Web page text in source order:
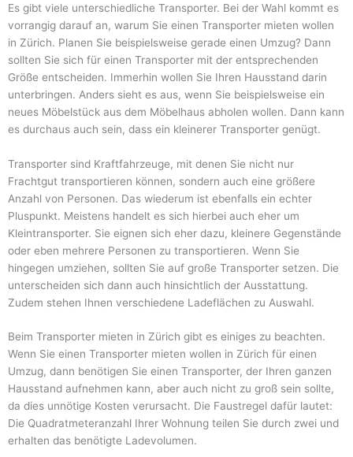
Es gibt viele unterschiedliche Transporter. Bei der Wahl kommt es
vorrangig darauf an, warum Sie einen Transporter mieten wollen
in Zürich. Planen Sie beispielsweise gerade einen Umzug? Dann
sollten Sie sich für einen Transporter mit der entsprechenden
Größe entscheiden. Immerhin wollen Sie Ihren Hausstand darin
unterbringen. Anders sieht es aus, wenn Sie beispielsweise ein
neues Möbelstück aus dem Möbelhaus abholen wollen. Dann kann
es durchaus auch sein, dass ein kleinerer Transporter genügt.
Transporter sind Kraftfahrzeuge, mit denen Sie nicht nur
Frachtgut transportieren können, sondern auch eine größere
Anzahl von Personen. Das wiederum ist ebenfalls ein echter
Pluspunkt. Meistens handelt es sich hierbei auch eher um
Kleintransporter. Sie eignen sich eher dazu, kleinere Gegenstände
oder eben mehrere Personen zu transportieren. Wenn Sie
hingegen umziehen, sollten Sie auf große Transporter setzen. Die
unterscheiden sich dann auch hinsichtlich der Ausstattung.
Zudem stehen Ihnen verschiedene Ladeflächen zu Auswahl.
Beim Transporter mieten in Zürich gibt es einiges zu beachten.
Wenn Sie einen Transporter mieten wollen in Zürich für einen
Umzug, dann benötigen Sie einen Transporter, der Ihren ganzen
Hausstand aufnehmen kann, aber auch nicht zu groß sein sollte,
da dies unnötige Kosten verursacht. Die Faustregel dafür lautet:
Die Quadratmeteranzahl Ihrer Wohnung teilen Sie durch zwei und
erhalten das benötigte Ladevolumen.